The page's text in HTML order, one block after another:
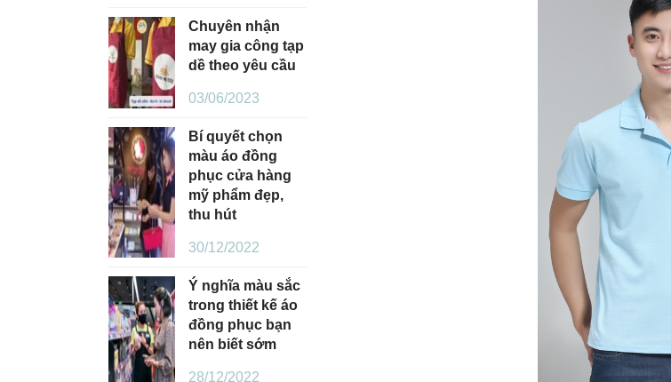
Chuyên nhận
may gia công tạp
dề theo yêu cầu
03/06/2023
Bí quyết chọn
màu áo đồng
phục cửa hàng
mỹ phẩm đẹp,
thu hút
30/12/2022
Ý nghĩa màu sắc
trong thiết kế áo
đồng phục bạn
nên biết sớm
28/12/2022